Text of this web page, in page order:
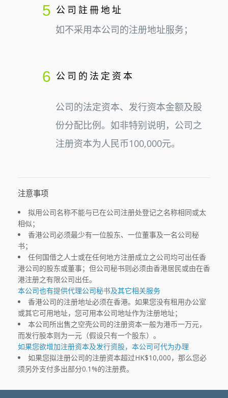
5 公司註冊地址
如不采用本公司的注册地址服务；
6 公司的法定资本
公司的法定资本、发行资本金额及股
份分配比例。如非特别说明，公司之
注册资本为人民币100,000元。
注意事项
拟用公司名称不能与已在公司注册处登记之名称相同或太
相似；
香港公司必须最少有一位股东、一位董事及一名公司秘
书；
任何国借之人士或在任何地方注册成立之公司均可出任香
港公司的股东或董事；但公司秘书则必须由香港居民或由在香
港注册之有限公司出任。
本公司也有提供代理公司秘书及其它相关服务
香港公司的注册地址必须在香港。如果您没有租用办公室
或其它可用地址，您可用本公司地址作为注册地址；
本公司所出售之空壳公司的注册资本一般为港币一万元，
而发行股本则为一元（假设只有一个股东）。
如果您欲增加注册资本及发行资股，本公司可代为办理
如果您拟注册公司的注册资本超过HK$10,000，那么您必
须另外支付多出部分0.1%的注册费。